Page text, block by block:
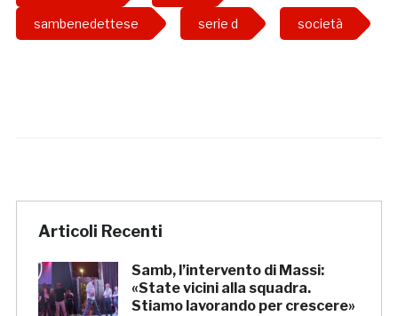
sambenedettese serie d società
Articoli Recenti
Samb, l’intervento di Massi:
«State vicini alla squadra.
Stiamo lavorando per crescere»